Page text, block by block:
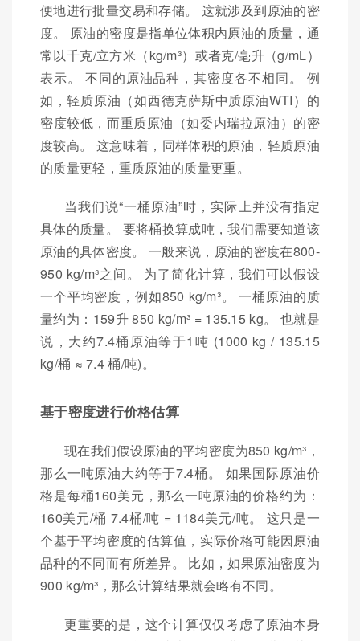
便地进行批量交易和存储。 这就涉及到原油的密
度。 原油的密度是指单位体积内原油的质量，通
常以千克/立方米（kg/m³）或者克/毫升（g/mL）
表示。 不同的原油品种，其密度各不相同。 例
如，轻质原油（如西德克萨斯中质原油WTI）的
密度较低，而重质原油（如委内瑞拉原油）的密
度较高。 这意味着，同样体积的原油，轻质原油
的质量更轻，重质原油的质量更重。
当我们说“一桶原油”时，实际上并没有指定
具体的质量。 要将桶换算成吨，我们需要知道该
原油的具体密度。 一般来说，原油的密度在800-
950 kg/m³之间。 为了简化计算，我们可以假设
一个平均密度，例如850 kg/m³。 一桶原油的质
量约为：159升 850 kg/m³ = 135.15 kg。 也就是
说，大约7.4桶原油等于1吨 (1000 kg / 135.15
kg/桶 ≈ 7.4 桶/吨)。
基于密度进行价格估算
现在我们假设原油的平均密度为850 kg/m³，
那么一吨原油大约等于7.4桶。 如果国际原油价
格是每桶160美元，那么一吨原油的价格约为：
160美元/桶 7.4桶/吨 = 1184美元/吨。 这只是一
个基于平均密度的估算值，实际价格可能因原油
品种的不同而有所差异。 比如，如果原油密度为
900 kg/m³，那么计算结果就会略有不同。
更重要的是，这个计算仅仅考虑了原油本身